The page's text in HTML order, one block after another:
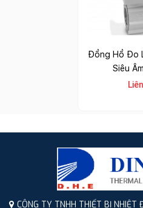
Đồng Hồ Đo
Siêu
CÔNG TY TNHH THIẾT BỊ